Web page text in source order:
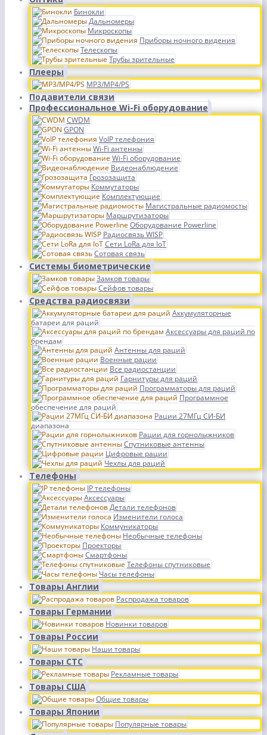
Бинокли
Дальномеры
Микроскопы
Приборы ночного видения
Телескопы
Трубы зрительные
Плееры
MP3/MP4/PS
Подавители связи
Профессиональное Wi-Fi оборудование
CWDM
GPON
VoIP телефония
Wi-Fi антенны
Wi-Fi оборудование
Видеонаблюдение
Грозозащита
Коммутаторы
Комплектующие
Магистральные радиомосты
Маршрутизаторы
Оборудование Powerline
Радиосвязь WISP
Сети LoRa для IoT
Сотовая связь
Системы биометрические
Замков товары
Сейфов товары
Средства радиосвязи
Аккумуляторные
батареи для раций
Аксессуары для раций по
брендам
Антенны для раций
Военные рации
Все радиостанции
Гарнитуры для раций
Программаторы для раций
Программное
обеспечение для раций
Рации 27МГц СИ-БИ
диапазона
Рации для горнолыжников
Спутниковые антенны
Цифровые рации
Чехлы для раций
Телефоны
IP телефоны
Аксессуары
Детали телефонов
Изменители голоса
Коммуникаторы
Необычные телефоны
Проекторы
Смартфоны
Телефоны спутниковые
Часы телефоны
Товары Англии
Распродажа товаров
Товары Германии
Новинки товаров
Товары России
Наши товары
Товары СТС
Рекламные товары
Товары США
Общие товары
Товары Японии
Популярные товары